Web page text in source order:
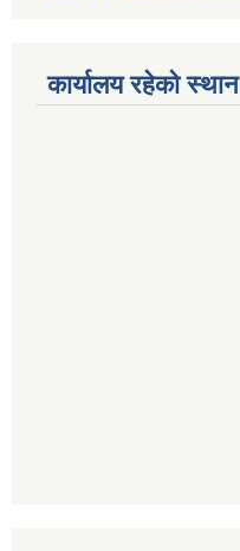
कार्यालय रहेको स्थान